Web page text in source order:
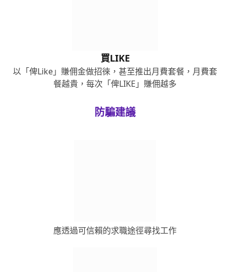
買LIKE
以「俾Like」賺佣金做招徠，甚至推出月費套餐，月費套
餐越貴，每次「俾LIKE」賺佣越多
防騙建議
應透過可信賴的求職途徑尋找工作